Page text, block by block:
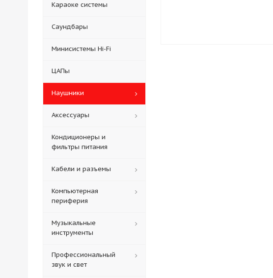
Караоке системы
Саундбары
Минисистемы Hi-Fi
ЦАПы
Наушники
Аксессуары
Кондиционеры и
фильтры питания
Кабели и разъемы
Компьютерная
периферия
Музыкальные
инструменты
Профессиональный
звук и свет